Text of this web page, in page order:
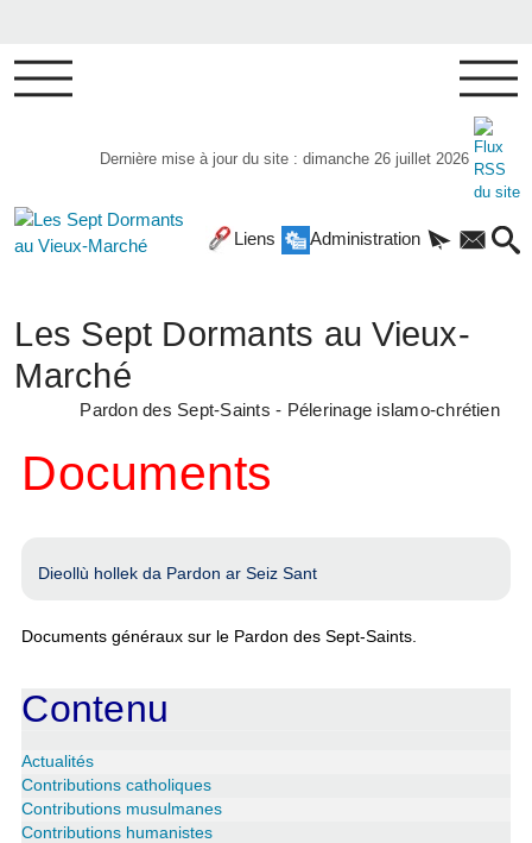
Dernière mise à jour du site : dimanche 26 juillet 2026
Liens Administration
Les Sept Dormants au Vieux-
Marché
Pardon des Sept-Saints - Pélerinage islamo-chrétien
Documents
Dieollù hollek da Pardon ar Seiz Sant
Documents généraux sur le Pardon des Sept-Saints.
Contenu
Actualités
Contributions catholiques
Contributions musulmanes
Contributions humanistes